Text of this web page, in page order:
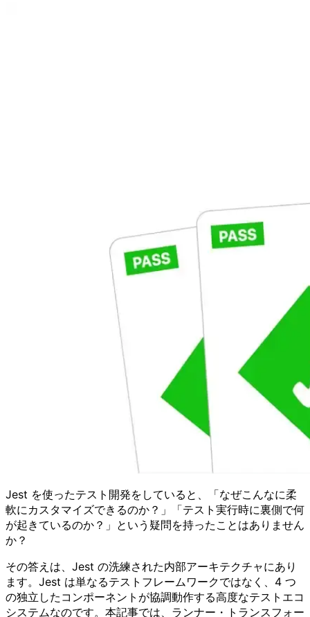
Jest を使ったテスト開発をしていると、「なぜこんなに柔
軟にカスタマイズできるのか？」「テスト実行時に裏側で何
が起きているのか？」という疑問を持ったことはありません
か？
その答えは、Jest の洗練された内部アーキテクチャにあり
ます。Jest は単なるテストフレームワークではなく、4 つ
の独立したコンポーネントが協調動作する高度なテストエコ
システムなのです。本記事では、ランナー・トランスフォー